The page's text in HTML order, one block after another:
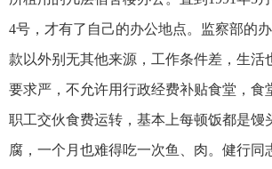
4号，才有了自己的办公地点。监察部的
款以外别无其他来源，工作条件差，生活
要求严，不允许用行政经费补贴食堂，食
职工交伙食费运转，基本上每顿饭都是馒
腐，一个月也难得吃一次鱼、肉。健行同